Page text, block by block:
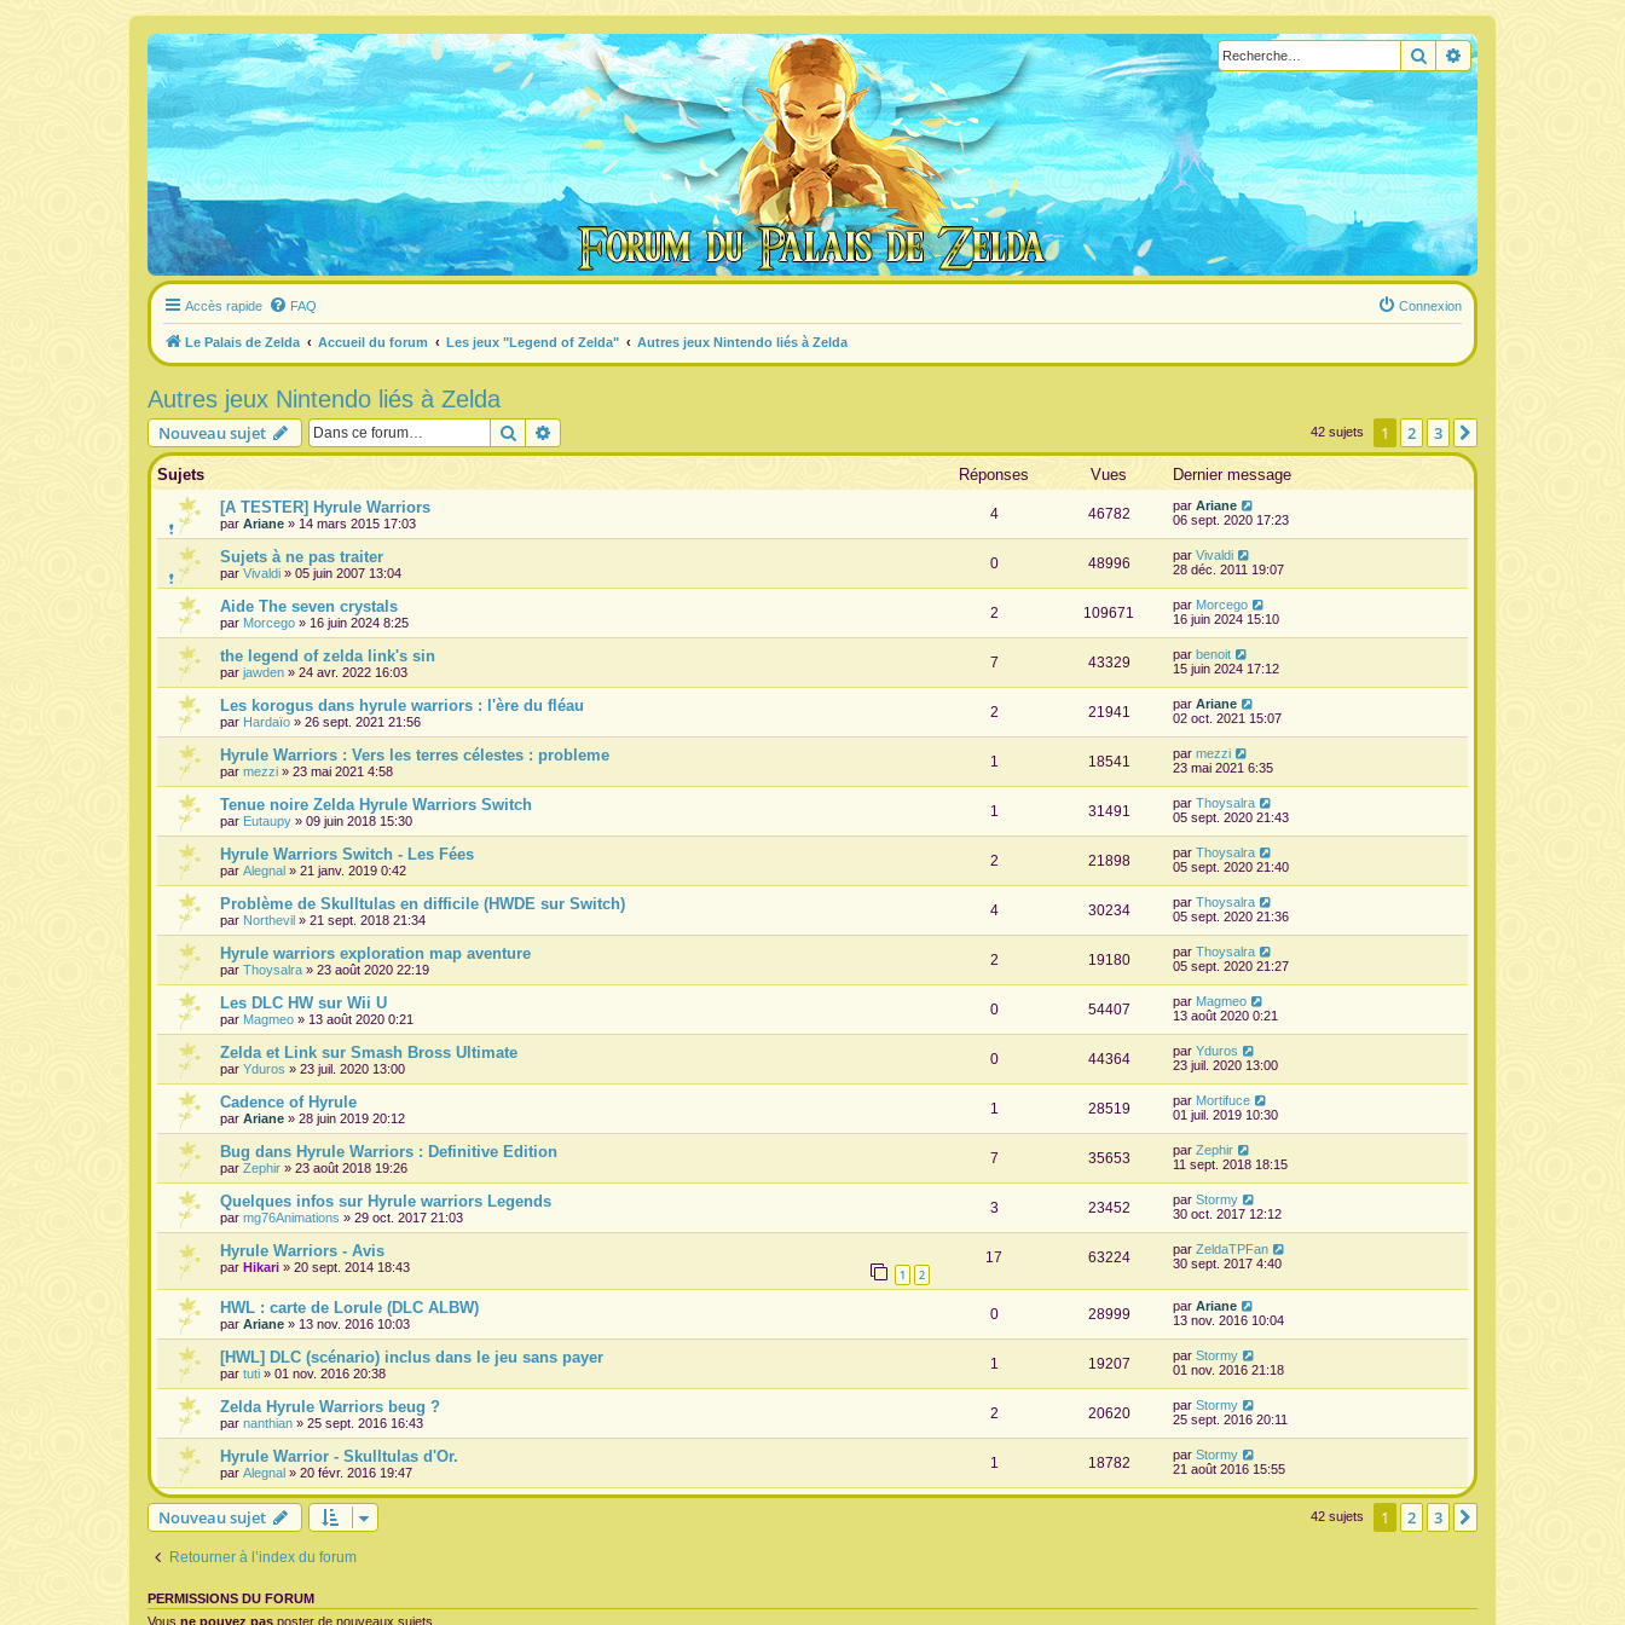
RechercherRecherche avancée
Accès rapide FAQ Connexion
Le Palais de Zelda Accueil du forum Les jeux "Legend of Zelda" Autres jeux Nintendo liés à Zelda
Autres jeux Nintendo liés à Zelda
Nouveau sujet Rechercher 42 sujets 1 2 3
Sujets Réponses Vues
Dernier message
[A TESTER] Hyrule Warriors
par Ariane » 14 mars 2015 17:03
4 46782 par Ariane
06 sept. 2020 17:23
Sujets à ne pas traiter
par Vivaldi » 05 juin 2007 13:04
0 48996 par Vivaldi
28 déc. 2011 19:07
Aide The seven crystals
par Morcego » 16 juin 2024 8:25
2 109671 par Morcego
16 juin 2024 15:10
the legend of zelda link's sin
par jawden » 24 avr. 2022 16:03
7 43329 par benoit
15 juin 2024 17:12
Les korogus dans hyrule warriors : l'ère du fléau
par Hardaïo » 26 sept. 2021 21:56
2 21941 par Ariane
02 oct. 2021 15:07
Hyrule Warriors : Vers les terres célestes : probleme
par mezzi » 23 mai 2021 4:58
1 18541 par mezzi
23 mai 2021 6:35
Tenue noire Zelda Hyrule Warriors Switch
par Eutaupy » 09 juin 2018 15:30
1 31491 par Thoysalra
05 sept. 2020 21:43
Hyrule Warriors Switch - Les Fées
par Alegnal » 21 janv. 2019 0:42
2 21898 par Thoysalra
05 sept. 2020 21:40
Problème de Skulltulas en difficile (HWDE sur Switch)
par Northevil » 21 sept. 2018 21:34
4 30234 par Thoysalra
05 sept. 2020 21:36
Hyrule warriors exploration map aventure
par Thoysalra » 23 août 2020 22:19
2 19180 par Thoysalra
05 sept. 2020 21:27
Les DLC HW sur Wii U
par Magmeo » 13 août 2020 0:21
0 54407 par Magmeo
13 août 2020 0:21
Zelda et Link sur Smash Bross Ultimate
par Yduros » 23 juil. 2020 13:00
0 44364 par Yduros
23 juil. 2020 13:00
Cadence of Hyrule
par Ariane » 28 juin 2019 20:12
1 28519 par Mortifuce
01 juil. 2019 10:30
Bug dans Hyrule Warriors : Definitive Edition
par Zephir » 23 août 2018 19:26
7 35653 par Zephir
11 sept. 2018 18:15
Quelques infos sur Hyrule warriors Legends
par mg76Animations » 29 oct. 2017 21:03
3 23452 par Stormy
30 oct. 2017 12:12
Hyrule Warriors - Avis
par Hikari » 20 sept. 2014 18:43 1 2
17 63224 par ZeldaTPFan
30 sept. 2017 4:40
HWL : carte de Lorule (DLC ALBW)
par Ariane » 13 nov. 2016 10:03
0 28999 par Ariane
13 nov. 2016 10:04
[HWL] DLC (scénario) inclus dans le jeu sans payer
par tuti » 01 nov. 2016 20:38
1 19207 par Stormy
01 nov. 2016 21:18
Zelda Hyrule Warriors beug ?
par nanthian » 25 sept. 2016 16:43
2 20620 par Stormy
25 sept. 2016 20:11
Hyrule Warrior - Skulltulas d'Or.
par Alegnal » 20 févr. 2016 19:47
1 18782 par Stormy
21 août 2016 15:55
Nouveau sujet 42 sujets 1 2 3
Retourner à l’index du forum
PERMISSIONS DU FORUM
Vous ne pouvez pas poster de nouveaux sujets